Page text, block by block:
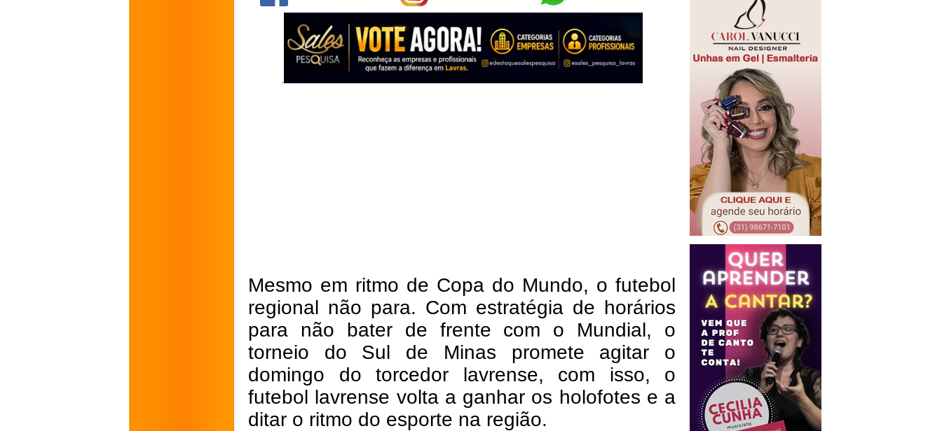
Mesmo em ritmo de Copa do Mundo, o futebol
regional não para. Com estratégia de horários
para não bater de frente com o Mundial, o
torneio do Sul de Minas promete agitar o
domingo do torcedor lavrense, com isso, o
futebol lavrense volta a ganhar os holofotes e a
ditar o ritmo do esporte na região.